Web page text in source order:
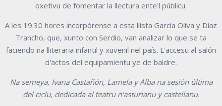
oxetivu de fomentar la llectura ente'l públicu.
A les 19.30 hores incorpórense a esta llista García Oliva y Díaz
Trancho, que, xunto con Serdio, van analizar lo que se ta
faciendo na lliteraria infantil y xuvenil nel país. L'accesu al salón
d'actos del equipamientu ye de baldre.
Na semeya, Ivana Castañón, Lamela y Alba na sesión última
del ciclu, dedicada al teatru n'asturianu y castellanu.